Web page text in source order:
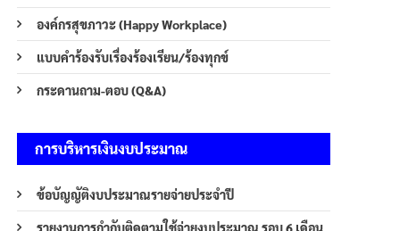
องค์กรสุขภาวะ (Happy Workplace)
แบบคำร้องรับเรื่องร้องเรียน/ร้องทุกข์
กระดานถาม-ตอบ (Q&A)
การบริหารเงินงบประมาณ
ข้อบัญญัติงบประมาณรายจ่ายประจำปี
รายงานการกำกับติดตามใช้จ่ายงบประมาณ รอบ 6 เดือน